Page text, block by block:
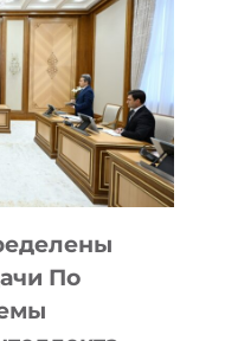
По